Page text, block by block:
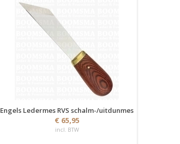
Engels Ledermes RVS schalm-/uitdunmes
€ 65,95
incl. BTW